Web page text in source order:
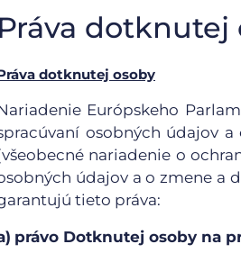
Práva dotknutej
dotknutej osoby
Európskeho
osobných údajov
nariadenie o
údajov a o zmene a
tieto práva:
právo Dotknutej osoby na